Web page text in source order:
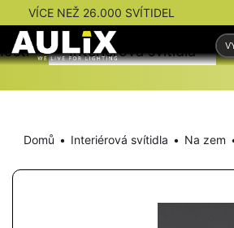
VÍCE NEŽ 26.000 SVÍTIDEL
Interiérová svítidla
Domů Interiérová svítidla Na zem